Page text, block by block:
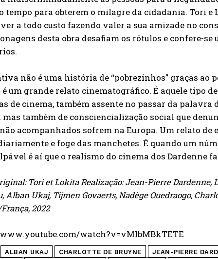
tempo para obterem o milagre da cidadania. Tori
a todo custo fazendo valer a sua amizade no
desta obra desafiam os rótulos e confere-
não é uma história de “pobrezinhos” graças ao
um grande relato cinematográfico. É aquele tipo
de cinema, também assente no passar da palavra
também de consciencialização social que
acompanhados sofrem na Europa. Um relato
e foge das manchetes. É quando um
é aí que o realismo do cinema dos Dardenne
Tori et Lokita Realização: Jean-Pierre Dardenne,
Alban Ukaj, Tijmen Govaerts, Nadège Ouedraogo,
2022
watch?v=vMIbMBkTETE
ALBAN UKAJ CHARLOTTE DE BRUYNE
JEAN-PIERRE